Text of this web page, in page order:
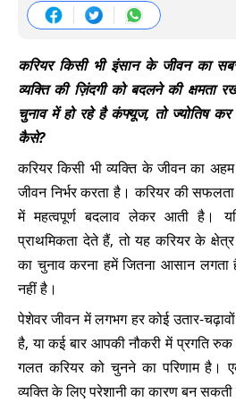
करियर किसी भी इंसान के जीवन का
व्यक्ति की ज़िंदगी को बदलने की
चुनाव में हो रहे है कंफ्यूज, तो ज्योतिष
कैसे?
करियर किसी भी व्यक्ति के जीवन का
जीवन निर्भर करता है। करियर की
में महत्वपूर्ण बदलाव लेकर आती है।
प्राथमिकता देते हैं, तो यह करियर के
का चुनाव करना हमें जितना आसान लगता
नहीं है।
पेशेवर जीवन में लगभग हर कोई उतार-
है, या कई बार आपकी नौकरी में प्रगति
गलत करियर को चुनने का परिणाम है।
व्यक्ति के लिए परेशानी का कारण बन सकती